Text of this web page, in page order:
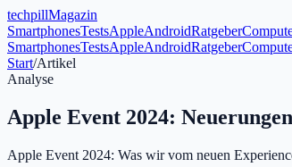
techpillMagazin
SmartphonesTestsAppleAndroidRatgeber
SmartphonesTestsAppleAndroidRatgeber
Start/Artikel
Analyse
Apple Event 2024:
Apple Event 2024: Was wir vom neuen